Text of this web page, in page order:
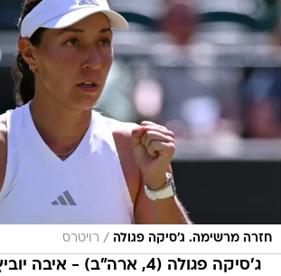
חזרה מרשימה. ג'סיקה פגולה / רויטרס